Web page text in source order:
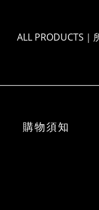
ALL PRODUCTS｜
購物須知